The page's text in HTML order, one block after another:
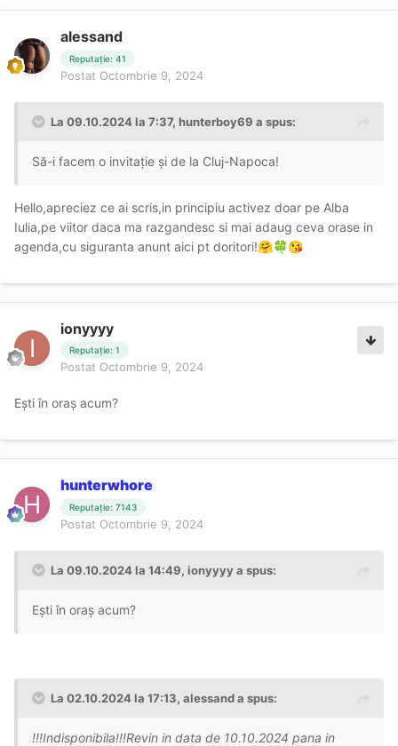
alessand
Reputație: 41
Postat Octombrie 9, 2024
La 09.10.2024 la 7:37, hunterboy69 a spus:
Să-i facem o invitație și de la Cluj-Napoca!
Hello,apreciez ce ai scris,in principiu activez doar pe Alba
Iulia,pe viitor daca ma razgandesc si mai adaug ceva orase in
agenda,cu siguranta anunt aici pt doritori!🤗🍀😘
ionyyyy
Reputație: 1
Postat Octombrie 9, 2024
Ești în oraș acum?
hunterwhore
Reputație: 7143
Postat Octombrie 9, 2024
La 09.10.2024 la 14:49, ionyyyya spus:
Ești în oraș acum?
La 02.10.2024 la 17:13, alessanda spus:
!!!Indisponibila!!!Revin in data de 10.10.2024 pana in